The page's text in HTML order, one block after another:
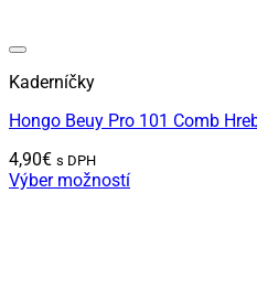
Kaderníčky
Hongo Beuy Pro 101 Comb
4,90€ s DPH
Výber možností